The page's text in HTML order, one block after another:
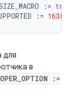
: =
: = 16384
для
в
:=